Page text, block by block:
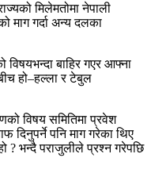
मिलेमतोमा नेपाली
माग गर्दा अन्य दलका
बाहिर गएर आफ्ना
हो–हल्ला र टेबुल
विषय समितिमा प्रवेश
दिनुपर्ने पनि माग गरेका थिए
? भन्दै पराजुलीले प्रश्न गरेपछि